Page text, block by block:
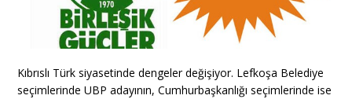
Kıbrıslı Türk siyasetinde dengeler değişiyor. Lefkoşa Belediye
seçimlerinde UBP adayının, Cumhurbaşkanlığı seçimlerinde ise